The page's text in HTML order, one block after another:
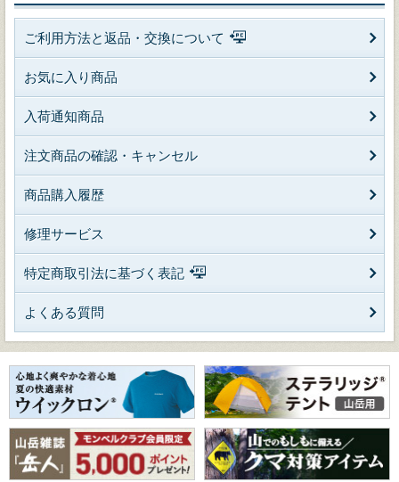
ご利用方法と返品・交換について
お気に入り商品
入荷通知商品
注文商品の確認・キャンセル
商品購入履歴
修理サービス
特定商取引法に基づく表記
よくある質問